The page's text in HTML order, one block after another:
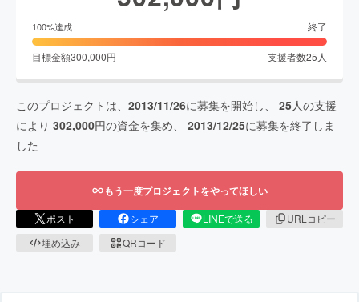
100%達成 終了
目標金額300,000円 支援者数25 人
このプロジェクトは、 2013/11/26に募集を開始し、 25人の支援
により 302,000円の資金を集め、 2013/12/25に募集を終了しま
した
もう一度プロジェクトをやってほしい
ポスト シェア LINEで送る
URLコピー
埋め込み
QRコード